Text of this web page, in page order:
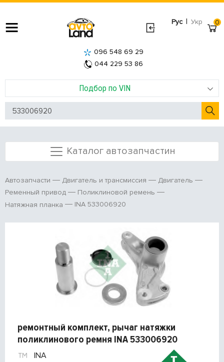
Рус | Укр
Подбор по VIN
096 548 69 29
044 229 53 86
0
Каталог автозапчастин
Автозапчасти Двигатель и трансмиссия
Двигатель
Ременный привод
Поликлиновой ремень
Натяжная планка
INA 533006920
ремонтный комплект, рычаг натяжки
поликлинового ремня INA 533006920
INA